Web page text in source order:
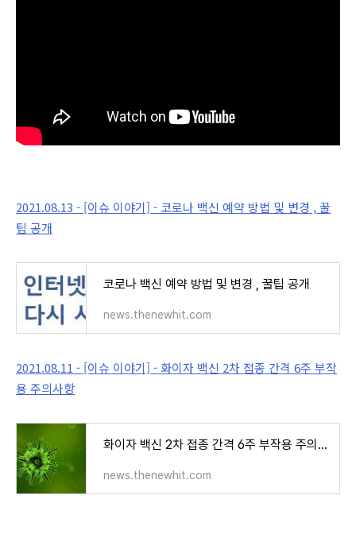
2021.08.13 - [이슈 이야기] - 코로나 백신 예약 방법 및 변경 , 꿀
팁 공개
코로나 백신 예약 방법 및 변경 , 꿀팁 공개
news.thenewhit.com
2021.08.11 - [이슈 이야기] - 화이자 백신 2차 접종 간격 6주 부작
용 주의사항
화이자 백신 2차 접종 간격 6주 부작용 주의사항
news.thenewhit.com